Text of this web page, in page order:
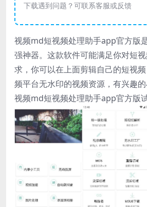
下载遇到问题？可联系客服或反馈
视频md短视频处理助手app官方版
强神器。这款软件可能满足你对短
求，你可以在上面剪辑自己的短视
频平台无水印的视频资源，有兴趣
视频md短视频处理助手app官方版